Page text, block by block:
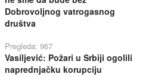
Dobrovoljnog vatrogasnog
društva
Pregleda: 967
Vasiljević: Požari u Srbiji ogolili
naprednjačku korupciju